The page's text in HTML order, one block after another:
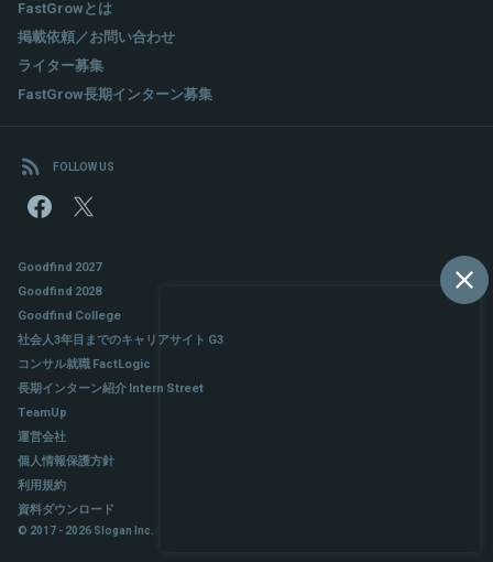
FastGrowとは
掲載依頼／お問い合わせ
ライター募集
FastGrow長期インターン募集
FOLLOW US
Goodfind 2027
Goodfind 2028
Goodfind College
社会人3年目までのキャリアサイト G3
コンサル就職 FactLogic
長期インターン紹介 Intern Street
TeamUp
運営会社
個人情報保護方針
利用規約
資料ダウンロード
© 2017 - 2026 Slogan Inc.